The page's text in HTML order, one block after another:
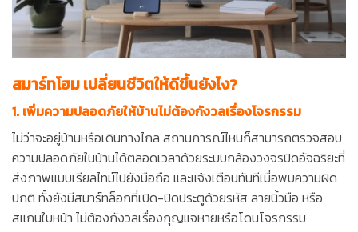
สมาร์ทโฮม เปลี่ยนชีวิตให้ดีขึ้นยังไง?
1. เพิ่มความปลอดภัยให้บ้านไม่ต้องกังวลเรื่องโจรกรรม
ไม่ว่าจะอยู่บ้านหรือเดินทางไกล สถานการณ์ไหนก็สามารถตรวจสอบ
ความปลอดภัยในบ้านได้ตลอดเวลาด้วยระบบกล้องวงจรปิดอัจฉริยะที่
ส่งภาพแบบเรียลไทม์ไปยังมือถือ และแจ้งเตือนทันทีเมื่อพบความผิด
ปกติ ทั้งยังมีสมาร์ทล็อกที่เปิด-ปิดประตูด้วยรหัส ลายนิ้วมือ หรือ
สแกนใบหน้า ไม่ต้องกังวลเรื่องกุญแจหายหรือโดนโจรกรรม